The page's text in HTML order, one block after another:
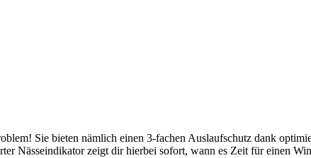
Sie bieten nämlich einen 3-fachen Auslaufschutz dank
Nässeindikator zeigt dir hierbei sofort, wann es Zeit für einen